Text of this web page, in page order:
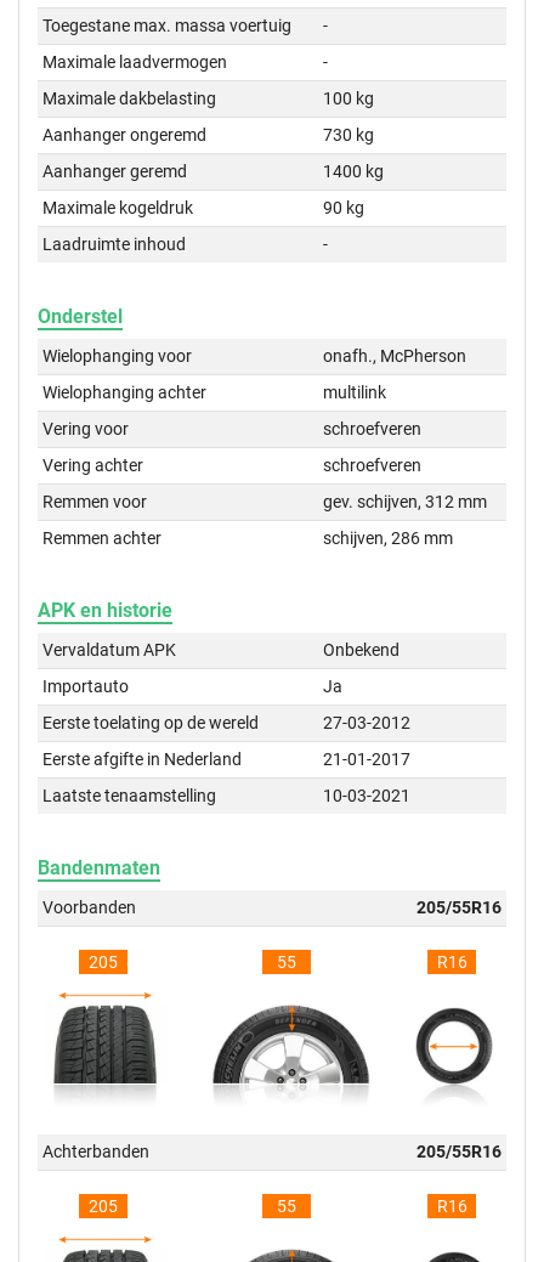
Toegestane max. massa voertuig
-
Maximale laadvermogen
-
Maximale dakbelasting
100 kg
Aanhanger ongeremd
730 kg
Aanhanger geremd
1400 kg
Maximale kogeldruk
90 kg
Laadruimte inhoud
-
Onderstel
Wielophanging voor
onafh., McPherson
Wielophanging achter
multilink
Vering voor
schroefveren
Vering achter
schroefveren
Remmen voor
gev. schijven, 312 mm
Remmen achter
schijven, 286 mm
APK en historie
Vervaldatum APK
Onbekend
Importauto
Ja
Eerste toelating op de wereld
27-03-2012
Eerste afgifte in Nederland
21-01-2017
Laatste tenaamstelling
10-03-2021
Bandenmaten
Voorbanden 205/55R16
205 55 R16
Achterbanden 205/55R16
205 55 R16